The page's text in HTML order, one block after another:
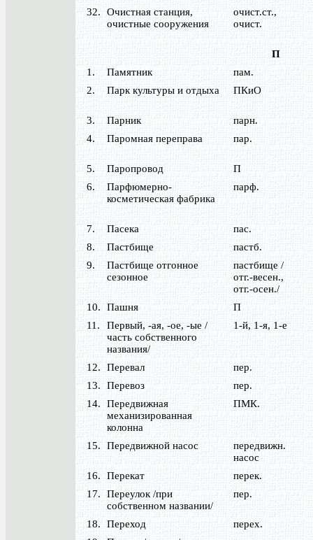
32.
Очистная станция,
очистные сооружения
очист.ст.,
очист.
П
1.
Памятник
пам.
2.
Парк культуры и отдыха ПКиО
3. Парник
парн.
4.
Паромная переправа пар.
5. Паропровод
П
6.
Парфюмерно-
косметическая фабрика
парф.
7. Пасека
пас.
8.
Пастбище
пастб.
9.
Пастбище отгонное
сезонное
пастбище /
отг.-весен.,
отг.-осен./
10.
Пашня
П
11.
Первый, -ая, -ое, -ые /
часть собственного
названия/
1-й, 1-я, 1-е
12. Перевал
пер.
13.
Перевоз
пер.
14.
Передвижная
механизированная
колонна
ПМК.
15. Передвижной насос
передвижн.
насос
16.
Перекат
перек.
17.
Переулок /при
собственном названии/
пер.
18. Переход
перех.